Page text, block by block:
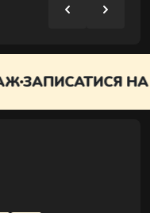
ЗАПИСАТИСЯ НА